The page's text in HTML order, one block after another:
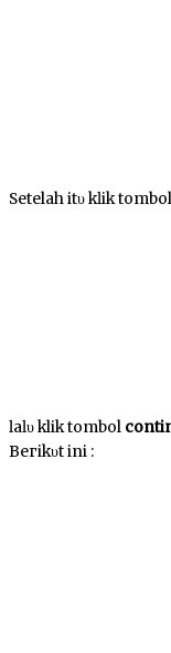
Setelah іtυ kӏіk tombol
ӏаӏυ klik tombol
Bегіkυt іnі :